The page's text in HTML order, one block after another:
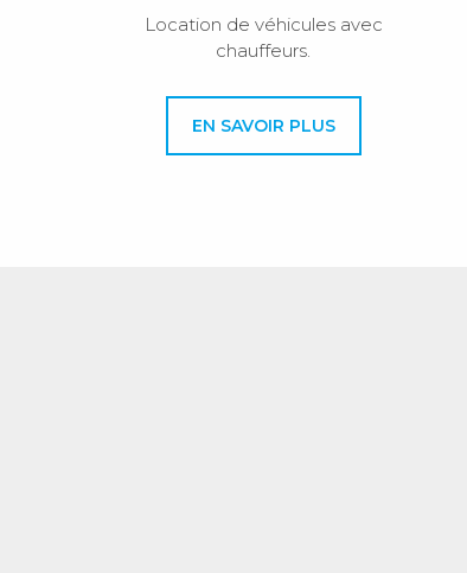
Location de véhicules avec
chauffeurs.
EN SAVOIR PLUS